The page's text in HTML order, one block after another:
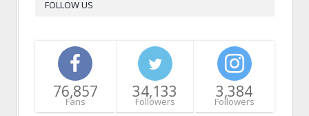
FOLLOW US
76,857
Fans
34,133
Followers
3,384
Followers